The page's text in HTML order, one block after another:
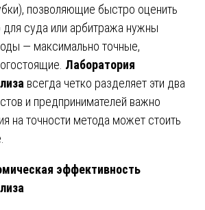
позволяющие быстро оценить
суда или арбитража нужны
— максимально точные,
Лаборатория
всегда четко разделяет эти два
и предпринимателей важно
на точности метода может стоить
эффективность